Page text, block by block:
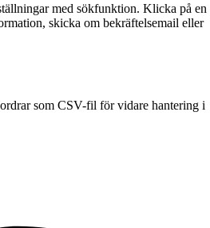
med sökfunktion. Klicka på en
skicka om bekräftelsemail eller
som CSV-fil för vidare hantering i